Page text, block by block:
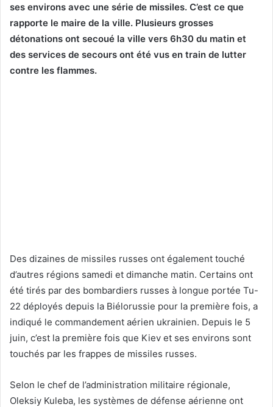
ses environs avec une série de missiles. C’est ce que
rapporte le maire de la ville. Plusieurs grosses
détonations ont secoué la ville vers 6h30 du matin et
des services de secours ont été vus en train de lutter
contre les flammes.
Des dizaines de missiles russes ont également touché
d’autres régions samedi et dimanche matin. Certains ont
été tirés par des bombardiers russes à longue portée Tu-
22 déployés depuis la Biélorussie pour la première fois, a
indiqué le commandement aérien ukrainien. Depuis le 5
juin, c’est la première fois que Kiev et ses environs sont
touchés par les frappes de missiles russes.
Selon le chef de l’administration militaire régionale,
Oleksiy Kuleba, les systèmes de défense aérienne ont